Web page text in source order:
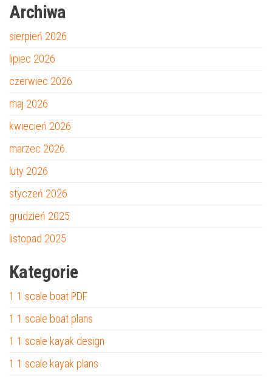
Archiwa
sierpień 2026
lipiec 2026
czerwiec 2026
maj 2026
kwiecień 2026
marzec 2026
luty 2026
styczeń 2026
grudzień 2025
listopad 2025
Kategorie
1 1 scale boat PDF
1 1 scale boat plans
1 1 scale kayak design
1 1 scale kayak plans